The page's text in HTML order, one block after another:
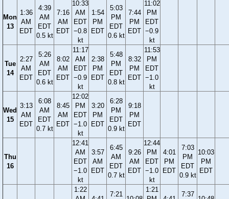
Mon
13
1:36
AM
EDT
4:39
AM
EDT
0.5 kt
7:16
AM
EDT
10:33
AM
EDT
−0.8
kt
1:54
PM
EDT
5:03
PM
EDT
0.6 kt
7:44
PM
EDT
11:02
PM
EDT
−0.9
kt
Tue
14
2:27
AM
EDT
5:26
AM
EDT
0.6 kt
8:02
AM
EDT
11:17
AM
EDT
−0.9
kt
2:38
PM
EDT
5:48
PM
EDT
0.8 kt
8:32
PM
EDT
11:53
PM
EDT
−1.0
kt
Wed
15
3:13
AM
EDT
6:08
AM
EDT
0.7 kt
8:45
AM
EDT
12:02
PM
EDT
−1.0
kt
3:20
PM
EDT
6:28
PM
EDT
0.9 kt
9:18
PM
EDT
Thu
16
12:41
AM
EDT
−1.0
kt
3:57
AM
EDT
6:45
AM
EDT
0.7 kt
9:26
AM
EDT
12:44
PM
EDT
−1.0
kt
4:01
PM
EDT
7:03
PM
EDT
0.9 kt
10:03
PM
EDT
1:22
7:21
1:21
7:37